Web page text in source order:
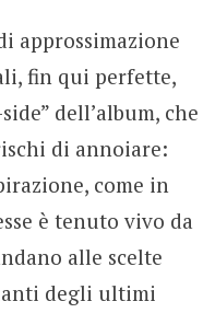
approssimazione
fin qui perfette,
dell’album, che
di annoiare:
come in
è tenuto vivo da
alle scelte
degli ultimi